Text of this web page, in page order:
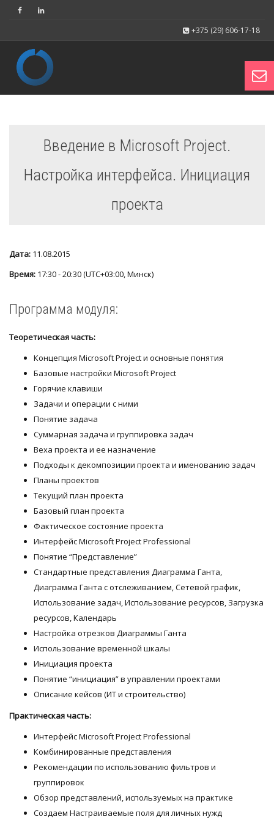
+375 (29) 606-17-18
Введение в Microsoft Project.
Настройка интерфейса. Инициация
проекта
Дата: 11.08.2015
Время: 17:30 - 20:30 (UTC+03:00, Минск)
Программа модуля:
Теоретическая часть:
Концепция Microsoft Project и основные понятия
Базовые настройки Microsoft Project
Горячие клавиши
Задачи и операции с ними
Понятие задача
Суммарная задача и группировка задач
Веха проекта и ее назначение
Подходы к декомпозиции проекта и именованию задач
Планы проектов
Текущий план проекта
Базовый план проекта
Фактическое состояние проекта
Интерфейс Microsoft Project Professional
Понятие “Представление”
Стандартные представления Диаграмма Ганта,
Диаграмма Ганта с отслеживанием, Сетевой график,
Использование задач, Использование ресурсов, Загрузка
ресурсов, Календарь
Настройка отрезков Диаграммы Ганта
Использование временной шкалы
Инициация проекта
Понятие “инициация” в управлении проектами
Описание кейсов (ИТ и строительство)
Практическая часть:
Интерфейс Microsoft Project Professional
Комбинированные представления
Рекомендации по использованию фильтров и
группировок
Обзор представлений, используемых на практике
Создаем Настраиваемые поля для личных нужд